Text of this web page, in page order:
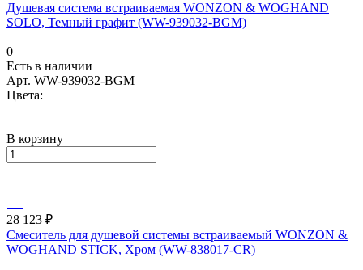
Душевая система встраиваемая WONZON & WOGHAND
SOLO, Темный графит (WW-939032-BGM)
0
Есть в наличии
Арт. WW-939032-BGM
Цвета:
В корзину
28 123 ₽
Смеситель для душевой системы встраиваемый WONZON &
WOGHAND STICK, Хром (WW-838017-CR)